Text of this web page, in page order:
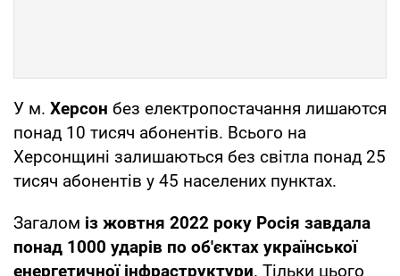
У м. Херсон без електропостачання лишаются
понад 10 тисяч абонентів. Всього на
Херсонщині залишаються без світла понад 25
тисяч абонентів у 45 населених пунктах.
Загалом із жовтня 2022 року Росія завдала
понад 1000 ударів по об'єктах української
енергетичної інфраструктури. Тільки цього